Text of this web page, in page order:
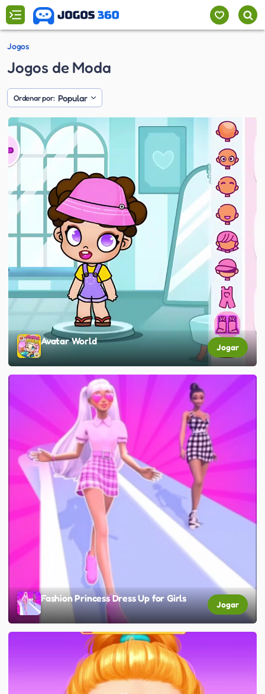
Jogos
Jogos de Moda
Ordenar por: Popular
Avatar World
Jogar
Fashion Princess Dress Up for Girls
Jogar